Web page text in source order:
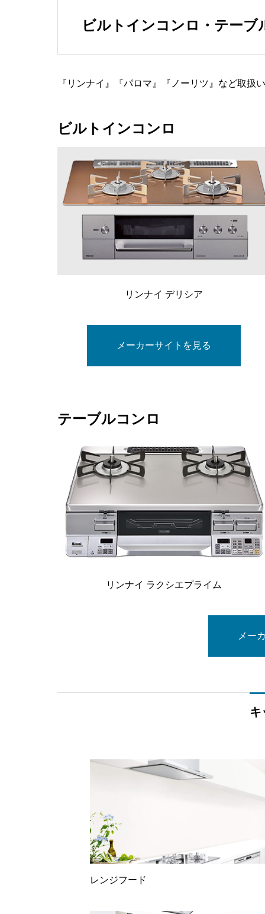
ビルトインコンロ・テーブ
『リンナイ』『パロマ』『ノーリツ』など取
ビルトインコンロ
リンナイ デリシア
メーカーサイトを見る
テーブルコンロ
リンナイ ラクシエプライム
メー
キ
レンジフード